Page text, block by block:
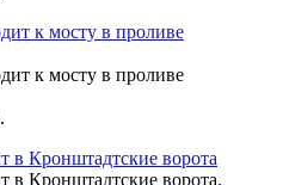
к мосту в проливе
в Кронштадтские ворота.